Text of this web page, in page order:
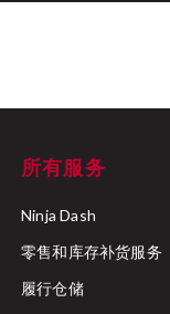
所有服务
Ninja Dash
零售和库存补货服务
履行仓储